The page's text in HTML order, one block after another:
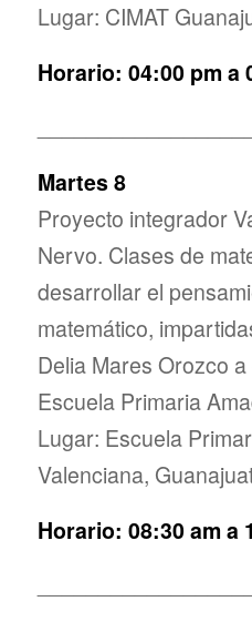
Lugar: CIMAT
Horario: 04:00 pm a
Martes 8
Proyecto integrador
Nervo. Clases de
desarrollar el
matemático,
Delia Mares Orozco
Escuela Primaria
Lugar: Escuela
Valenciana,
Horario: 08:30 am a